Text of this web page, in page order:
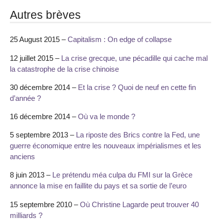
Autres brèves
25 August 2015 –Capitalism : On edge of collapse
12 juillet 2015 – La crise grecque, une pécadille qui cache mal
la catastrophe de la crise chinoise
30 décembre 2014 – Et la crise ? Quoi de neuf en cette fin
d’année ?
16 décembre 2014 –Où va le monde ?
5 septembre 2013 – La riposte des Brics contre la Fed, une
guerre économique entre les nouveaux impérialismes et les
anciens
8 juin 2013 – Le prétendu méa culpa du FMI sur la Grèce
annonce la mise en faillite du pays et sa sortie de l’euro
15 septembre 2010 –Où Christine Lagarde peut trouver 40
milliards ?